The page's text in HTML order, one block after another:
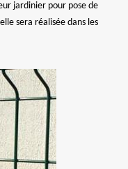
jardinier pour pose de
sera réalisée dans les